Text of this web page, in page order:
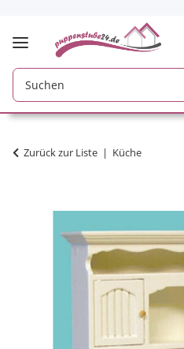
Zurück zur Liste Küche